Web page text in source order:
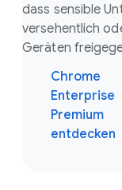
dass sensible
versehentlich
Geräten
Chrome
Enterprise
Premium
entdecken